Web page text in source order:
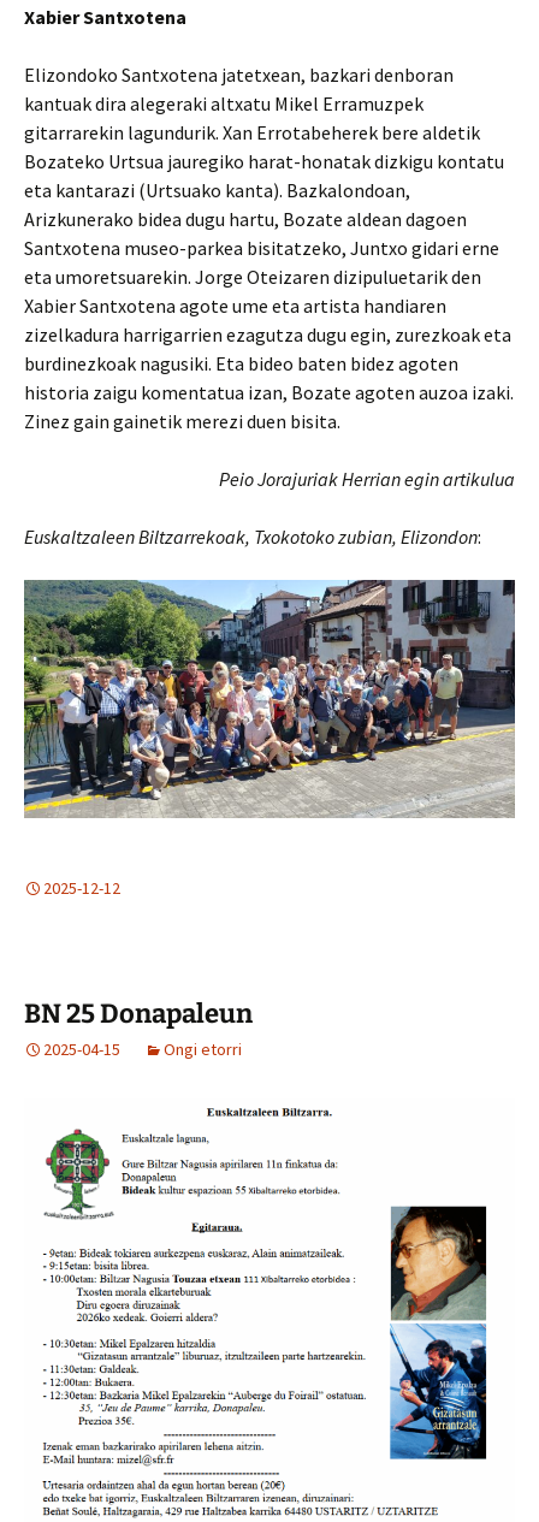
Xabier Santxotena
Elizondoko Santxotena jatetxean, bazkari denboran
kantuak dira alegeraki altxatu Mikel Erramuzpek
gitarrarekin lagundurik. Xan Errotabeherek bere aldetik
Bozateko Urtsua jauregiko harat-honatak dizkigu kontatu
eta kantarazi (Urtsuako kanta). Bazkalondoan,
Arizkunerako bidea dugu hartu, Bozate aldean dagoen
Santxotena museo-parkea bisitatzeko, Juntxo gidari erne
eta umoretsuarekin. Jorge Oteizaren dizipuluetarik den
Xabier Santxotena agote ume eta artista handiaren
zizelkadura harrigarrien ezagutza dugu egin, zurezkoak eta
burdinezkoak nagusiki. Eta bideo baten bidez agoten
historia zaigu komentatua izan, Bozate agoten auzoa izaki.
Zinez gain gainetik merezi duen bisita.
Peio Jorajuriak Herrian egin artikulua
Euskaltzaleen Biltzarrekoak, Txokotoko zubian, Elizondon:
2025-12-12
BN 25 Donapaleun
2025-04-15 Ongi etorri